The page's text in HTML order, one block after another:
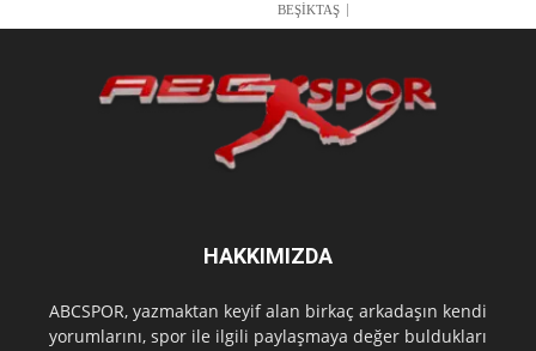
BEŞİKTAŞ
HAKKIMIZDA
ABCSPOR, yazmaktan keyif alan birkaç arkadaşın kendi
yorumlarını, spor ile ilgili paylaşmaya değer buldukları